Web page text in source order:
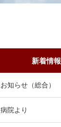
新着情報
お知らせ（総合）
病院より